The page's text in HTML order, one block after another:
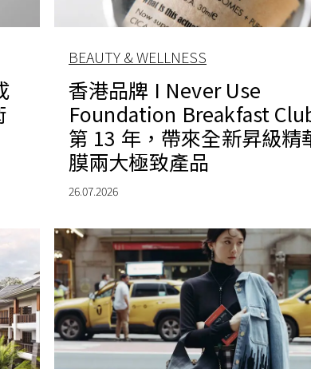
BEAUTY & WELLNESS
香港品牌 I Never Use
Foundation Breakfast
第 13 年，帶來全新昇級精
膜兩大極致產品
26.07.2026